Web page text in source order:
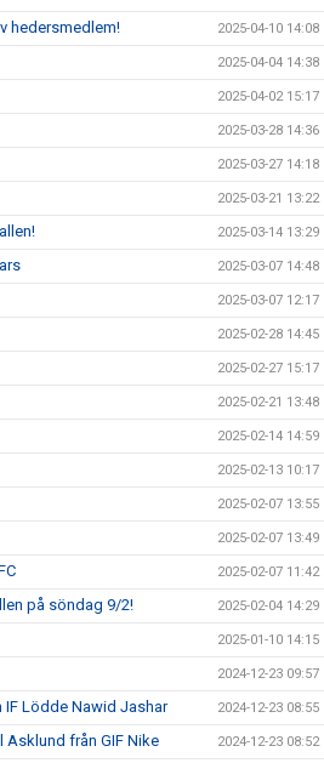
hedersmedlem! 2025-04-10 14:08
2025-04-04 14:38
2025-04-02 15:17
2025-03-28 14:36
2025-03-27 14:18
2025-03-21 13:22
2025-03-14 13:29
2025-03-07 14:48
2025-03-07 12:17
2025-02-28 14:45
2025-02-27 15:17
2025-02-21 13:48
2025-02-14 14:59
2025-02-13 10:17
2025-02-07 13:55
2025-02-07 13:49
2025-02-07 11:42
på söndag 9/2! 2025-02-04 14:29
2025-01-10 14:15
2024-12-23 09:57
IF Lödde Nawid Jashar 2024-12-23 08:55
Asklund från GIF Nike 2024-12-23 08:52